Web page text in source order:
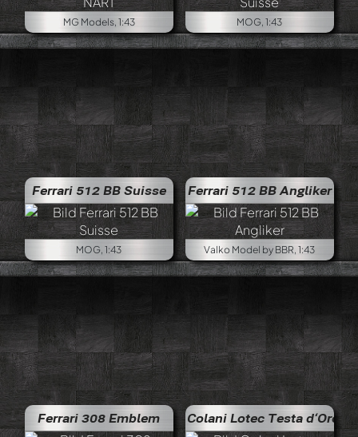
MG Models, 1:43 MOG, 1:43
Ferrari 512 BB Suisse
MOG, 1:43
Ferrari 512 BB Angliker
Valko Model by BBR, 1:43
Ferrari 308 Emblem Colani Lotec Testa d‘Oro